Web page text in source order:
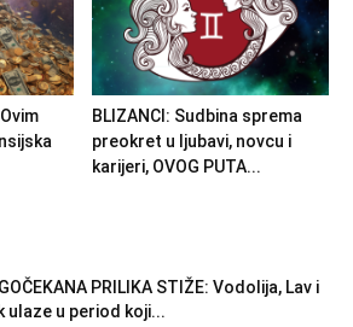
BLIZANCI: Sudbina sprema
preokret u ljubavi, novcu i
karijeri, OVOG PUTA...
PRILIKA STIŽE: Vodolija, Lav i
ulaze u period koji...